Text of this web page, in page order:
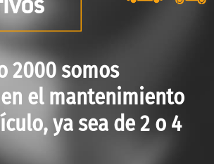
2000 somos
el mantenimiento
ya sea de 2 o 4